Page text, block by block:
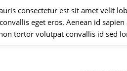
consectetur est sit amet velit
eget eros. Aenean id
tortor volutpat convallis id sed